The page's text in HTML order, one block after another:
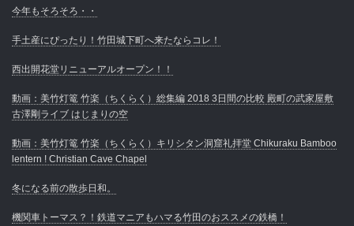
今年もそろそろ・・
手土産にぴったり！竹田城下町へ来たならコレ！
西出開花堂リニューアルオープン！！
動画：美竹灯篭 竹楽（ちくらく）総集編 2018 3日間の比較 殿町の武家屋敷
古澤剛ライブ はじまりの空
動画：美竹灯篭 竹楽（ちくらく）キリシタン洞窟礼拝堂 Chikuraku Bamboo
lentern ! Christian Cave Chapel
冬になる前の散歩日和。
機関車トーマス？！鉄道マニアもハマる竹田のおススメの鉄橋！